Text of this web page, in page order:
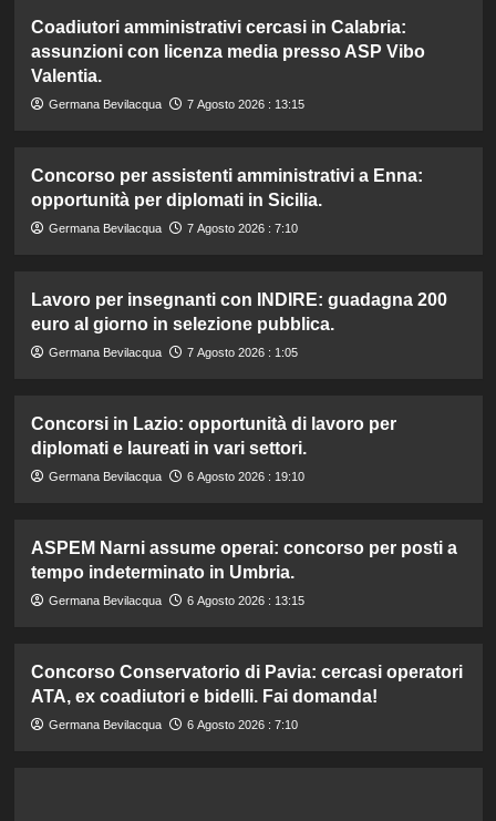
Coadiutori amministrativi cercasi in Calabria:
assunzioni con licenza media presso ASP Vibo
Valentia.
Germana Bevilacqua 7 Agosto 2026 : 13:15
Concorso per assistenti amministrativi a Enna:
opportunità per diplomati in Sicilia.
Germana Bevilacqua 7 Agosto 2026 : 7:10
Lavoro per insegnanti con INDIRE: guadagna 200
euro al giorno in selezione pubblica.
Germana Bevilacqua 7 Agosto 2026 : 1:05
Concorsi in Lazio: opportunità di lavoro per
diplomati e laureati in vari settori.
Germana Bevilacqua 6 Agosto 2026 : 19:10
ASPEM Narni assume operai: concorso per posti a
tempo indeterminato in Umbria.
Germana Bevilacqua 6 Agosto 2026 : 13:15
Concorso Conservatorio di Pavia: cercasi operatori
ATA, ex coadiutori e bidelli. Fai domanda!
Germana Bevilacqua 6 Agosto 2026 : 7:10